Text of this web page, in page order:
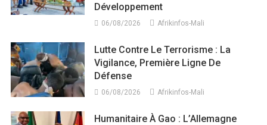
Développement
06/08/2026 Afrikinfos-Mali
Lutte Contre Le Terrorisme : La
Vigilance, Première Ligne De
Défense
06/08/2026 Afrikinfos-Mali
Humanitaire À Gao : L’Allemagne